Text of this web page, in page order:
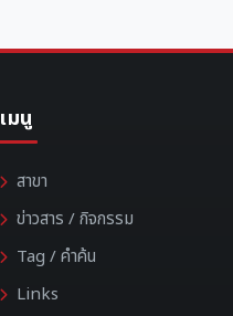
เมนู
สาขา
ข่าวสาร / กิจกรรม
Tag / คำค้น
Links